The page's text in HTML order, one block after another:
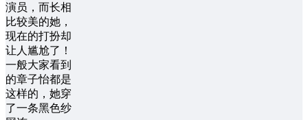
演员，而长相
比较美的她，
现在的打扮却
让人尴尬了！
一般大家看到
的章子怡都是
这样的，她穿
了一条黑色纱